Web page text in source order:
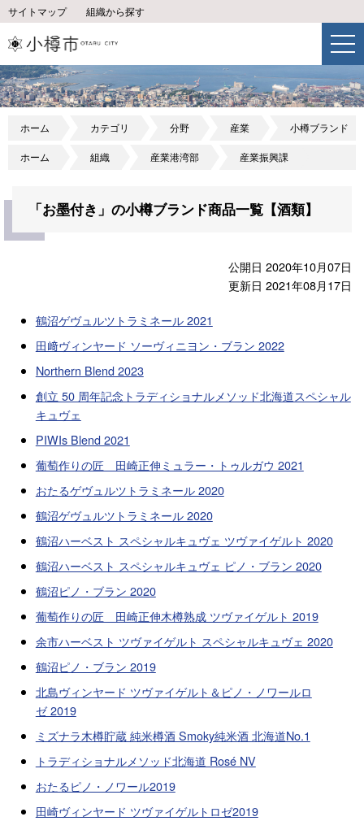
サイトマップ 組織から探す
ホーム カテゴリ 分野 産業 小樽ブランド
ホーム 組織 産業港湾部 産業振興課
「お墨付き」の小樽ブランド商品一覧【酒類】
公開日 2020年10月07日
更新日 2021年08月17日
鶴沼ゲヴュルツトラミネール 2021
田﨑ヴィンヤード ソーヴィニヨン・ブラン 2022
Northern Blend 2023
創立 50 周年記念トラディショナルメソッド北海道スペシャル
キュヴェ
PIWIs Blend 2021
葡萄作りの匠 田崎正伸ミュラー・トゥルガウ 2021
おたるゲヴュルツトラミネール 2020
鶴沼ゲヴュルツトラミネール 2020
鶴沼ハーベスト スペシャルキュヴェ ツヴァイゲルト 2020
鶴沼ハーベスト スペシャルキュヴェ ピノ・ブラン 2020
鶴沼ピノ・ブラン 2020
葡萄作りの匠 田崎正伸木樽熟成 ツヴァイゲルト 2019
余市ハーベスト ツヴァイゲルト スペシャルキュヴェ 2020
鶴沼ピノ・ブラン 2019
北島ヴィンヤード ツヴァイゲルト＆ピノ・ノワールロ
ゼ 2019
ミズナラ木樽貯蔵 純米樽酒 Smoky純米酒 北海道No.1
トラディショナルメソッド北海道 Rosé NV
おたるピノ・ノワール2019
田崎ヴィンヤード ツヴァイゲルトロゼ2019